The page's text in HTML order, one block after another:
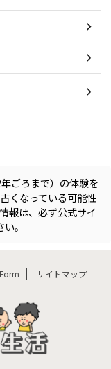
ごろまで）の体験を
くなっている可能性
報は、必ず公式サイ
。
サイトマップ